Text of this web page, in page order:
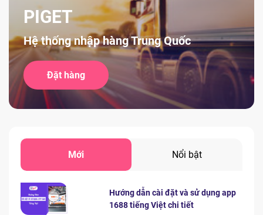
PIGET
Hệ thống nhập hàng Trung Quốc
Đặt hàng
Mới Nổi bật
Hướng dẫn cài đặt và sử dụng app
1688 tiếng Việt chi tiết